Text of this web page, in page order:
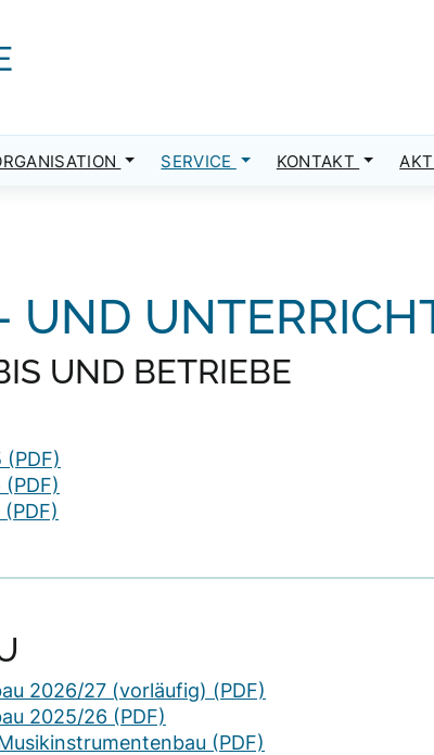
SERVICE KONTAKT
UND
UND BETRIEBE
2026/27 (vorläufig) (PDF)
2025/26 (PDF)
(PDF)